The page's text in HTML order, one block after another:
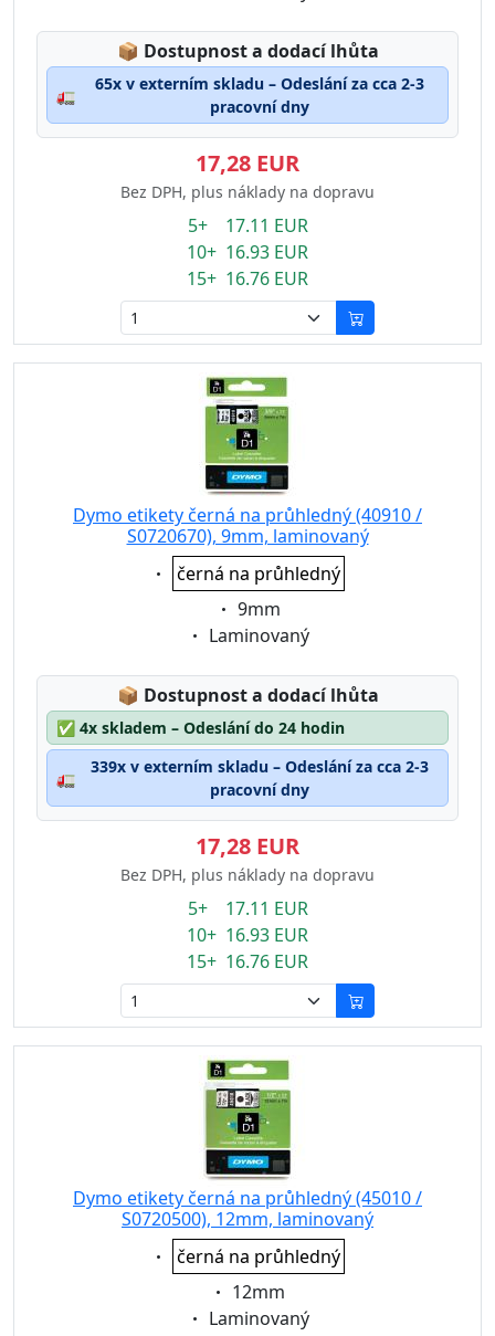
📦 Lagerstatus:
Dostupnost a dodací lhůta
🚛
65x v externím skladu – Odeslání za cca 2-3
pracovní dny
17,28 EUR
Bez DPH, plus náklady na dopravu
5+ 17.11 EUR
10+ 16.93 EUR
15+ 16.76 EUR
Dymo etikety černá na průhledný (40910 /
S0720670), 9mm, laminovaný
Eigenschaft:
černá na průhledný
Eigenschaft:
9mm
Eigenschaft:
Laminovaný
📦 Lagerstatus:
Dostupnost a dodací lhůta
✅ 4x skladem – Odeslání do 24 hodin
🚛
339x v externím skladu – Odeslání za cca 2-3
pracovní dny
17,28 EUR
Bez DPH, plus náklady na dopravu
5+ 17.11 EUR
10+ 16.93 EUR
15+ 16.76 EUR
Dymo etikety černá na průhledný (45010 /
S0720500), 12mm, laminovaný
Eigenschaft:
černá na průhledný
Eigenschaft:
12mm
Eigenschaft:
Laminovaný